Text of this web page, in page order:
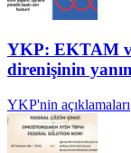
YKP: EKTAM
direnişinin
YKP'nin açıklamaları